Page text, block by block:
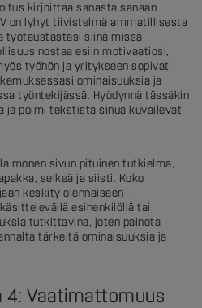
kirjoittaa sanasta sanaan
on lyhyt tiivistelmä ammatillisesta
työtaustastasi siinä missä
nostaa esiin motivaatiosi,
työhön ja yritykseen sopivat
ominaisuuksia ja
työntekijässä. Hyödynnä tässäkin
ja poimi tekstistä sinua kuvailevat
monen sivun pituinen tutkielma,
selkeä ja siisti. Koko
keskity olennaiseen –
esihenkilöllä tai
tutkittavina, joten painota
tärkeitä ominaisuuksia ja
4: Vaatimattomuus